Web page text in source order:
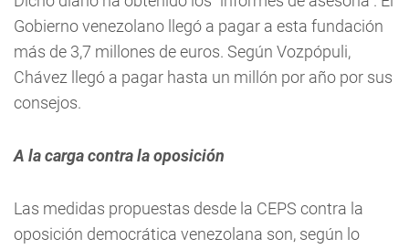
Gobierno venezolano llegó a pagar a esta fundación
más de 3,7 millones de euros. Según Vozpópuli,
Chávez llegó a pagar hasta un millón por año por sus
consejos.
A la carga contra la oposición
Las medidas propuestas desde la CEPS contra la
oposición democrática venezolana son, según lo